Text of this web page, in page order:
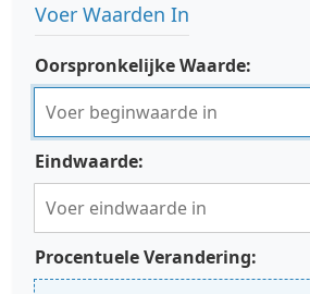
Voer Waarden In
Oorspronkelijke Waarde:
Eindwaarde:
Procentuele Verandering: